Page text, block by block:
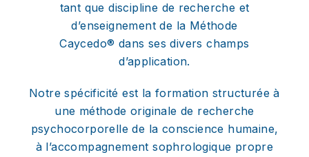
tant que discipline de recherche et
d’enseignement de la Méthode
Caycedo® dans ses divers champs
d’application.
Notre spécificité est la formation structurée à
une méthode originale de recherche
psychocorporelle de la conscience humaine,
à l’accompagnement sophrologique propre